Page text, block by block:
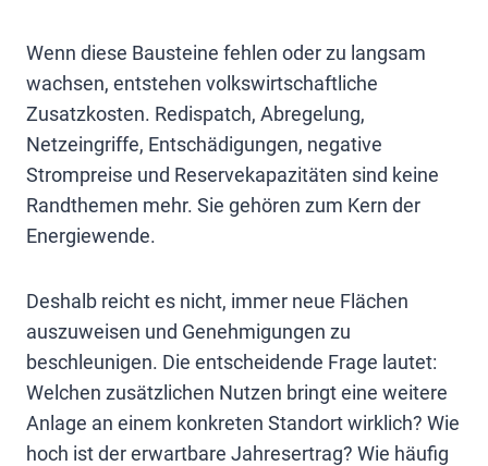
Wenn diese Bausteine fehlen oder zu langsam
wachsen, entstehen volkswirtschaftliche
Zusatzkosten. Redispatch, Abregelung,
Netzeingriffe, Entschädigungen, negative
Strompreise und Reservekapazitäten sind keine
Randthemen mehr. Sie gehören zum Kern der
Energiewende.
Deshalb reicht es nicht, immer neue Flächen
auszuweisen und Genehmigungen zu
beschleunigen. Die entscheidende Frage lautet:
Welchen zusätzlichen Nutzen bringt eine weitere
Anlage an einem konkreten Standort wirklich? Wie
hoch ist der erwartbare Jahresertrag? Wie häufig